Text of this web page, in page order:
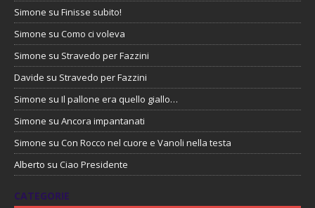
Simone su Finisse subito!
Simone su Como ci voleva
Simone su Stravedo per Fazzini
Davide su Stravedo per Fazzini
Simone su Il pallone era quello giallo…
Simone su Ancora impantanati
Simone su Con Rocco nel cuore e Vanoli nella testa
Alberto su Ciao Presidente
CATEGORIE